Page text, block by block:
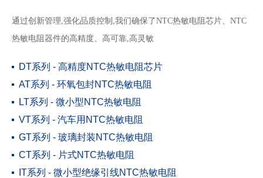
通过创新管理,强化品质控制,我们确保了NTC热敏电阻芯片、NTC
热敏电阻器件的高精度、高可靠,高灵敏
DT系列 - 高精度NTC热敏电阻芯片
AT系列 - 环氧包封NTC热敏电阻
LT系列 - 微小型NTC热敏电阻
VT系列 - 汽车用NTC热敏电阻
GT系列 - 玻璃封装NTC热敏电阻
CT系列 - 片式NTC热敏电阻
IT系列 - 微小型绝缘引线NTC热敏电阻